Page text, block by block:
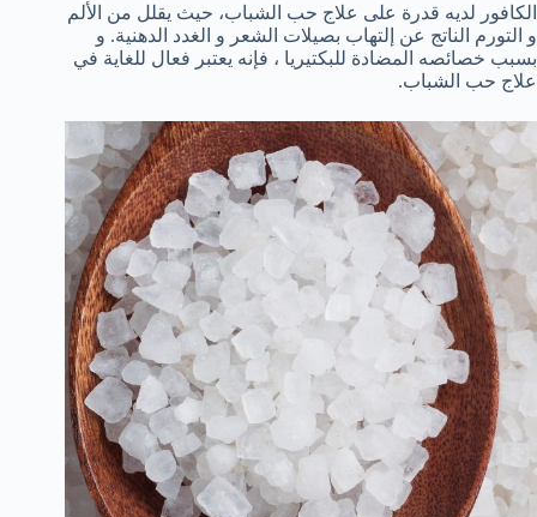
الكافور لديه قدرة على علاج حب الشباب، حيث يقلل من الألم
و التورم الناتج عن إلتهاب بصيلات الشعر و الغدد الدهنية. و
بسبب خصائصه المضادة للبكتيريا ، فإنه يعتبر فعال للغاية في
علاج حب الشباب.